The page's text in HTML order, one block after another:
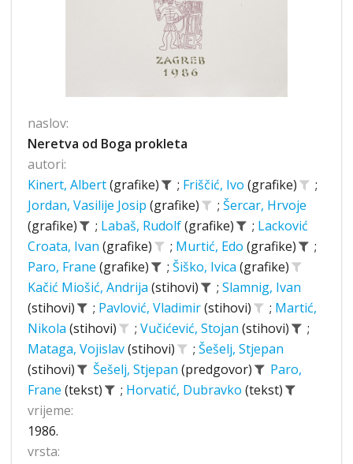
naslov:
Neretva od Boga prokleta
autori:
Kinert, Albert(grafike) ; Friščić, Ivo (grafike)
;
Jordan, Vasilije Josip (grafike) ; Šercar, Hrvoje
(grafike)
; Labaš, Rudolf(grafike) ; Lacković
Croata, Ivan (grafike) ; Murtić, Edo (grafike)
;
Paro, Frane (grafike) ; Šiško, Ivica (grafike)
Kačić Miošić, Andrija (stihovi) ; Slamnig, Ivan
(stihovi)
; Pavlović, Vladimir(stihovi) ; Martić,
Nikola (stihovi) ; Vučićević, Stojan (stihovi)
;
Mataga, Vojislav(stihovi) ; Šešelj, Stjepan
(stihovi)
Šešelj, Stjepan (predgovor)
Paro,
Frane (tekst) ; Horvatić, Dubravko (tekst)
vrijeme:
1986.
vrsta: